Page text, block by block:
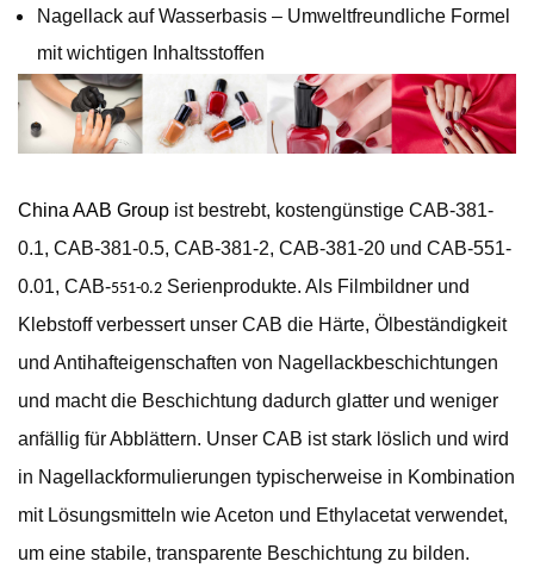
Nagellack auf Wasserbasis – Umweltfreundliche Formel
mit wichtigen Inhaltsstoffen
China AAB Group ist bestrebt, kostengünstige CAB-381-
0.1, CAB-381-0.5, CAB-381-2, CAB-381-20 und CAB-551-
0.01, CAB-551-0.2 Serienprodukte. Als Filmbildner und
Klebstoff verbessert unser CAB die Härte, Ölbeständigkeit
und Antihafteigenschaften von Nagellackbeschichtungen
und macht die Beschichtung dadurch glatter und weniger
anfällig für Abblättern. Unser CAB ist stark löslich und wird
in Nagellackformulierungen typischerweise in Kombination
mit Lösungsmitteln wie Aceton und Ethylacetat verwendet,
um eine stabile, transparente Beschichtung zu bilden.